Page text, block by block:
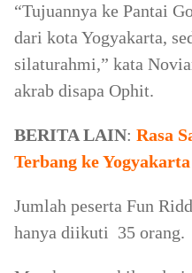
“Tujuannya ke Pantai
dari kota Yogyakarta,
silaturahmi,” kata
akrab disapa Ophit.
BERITA LAIN: Rasa
Terbang ke
Jumlah peserta Fun
hanya diikuti 35 orang.